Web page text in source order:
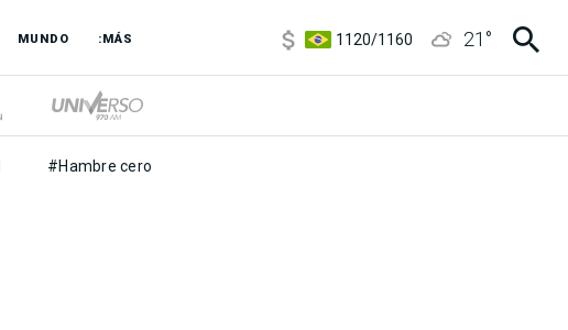
MUNDO :MÁS
1120/1160
21 °
#Hambre cero